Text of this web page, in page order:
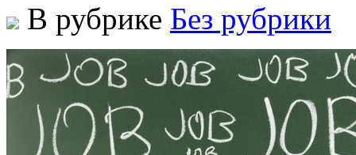
В рубрике Без рубрики